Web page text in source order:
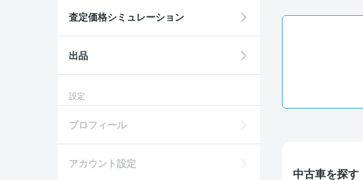
中古車を探す
査定価格シミュレーション
出品
設定
プロフィール
アカウント設定